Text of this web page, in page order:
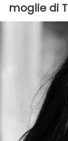
moglie di